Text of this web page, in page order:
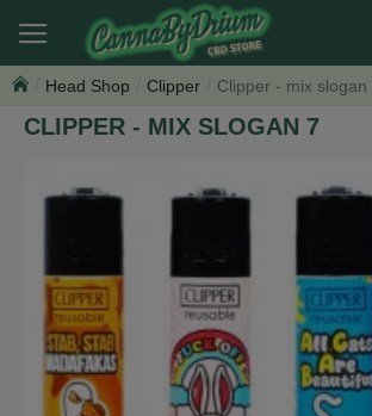
Head Shop Clipper Clipper - mix slogan
CLIPPER - MIX SLOGAN 7